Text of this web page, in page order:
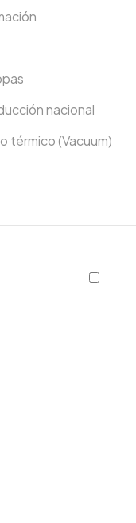
nacional
térmico (Vacuum)